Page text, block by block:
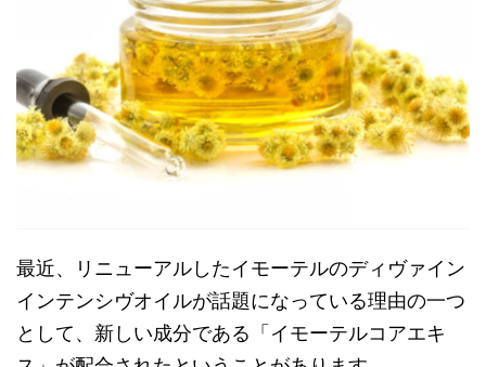
最近、リニューアルしたイモーテルのディヴァイン
インテンシヴオイルが話題になっている理由の一つ
として、新しい成分である「イモーテルコアエキ